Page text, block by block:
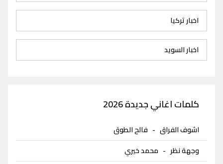
اخبار تركيا
اخبار السويد
كلمات اغاني جديدة 2026
اشوف الفراق - فالح الطوق
وجهة نظر - محمد خيري